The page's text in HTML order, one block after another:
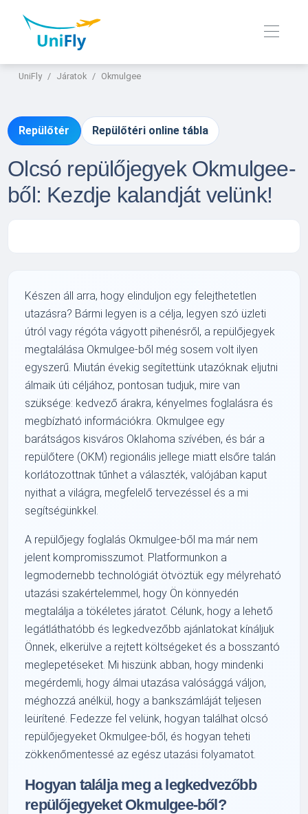
UniFly Járatok Okmulgee
Repülőtér Repülőtéri online tábla
Olcsó repülőjegyek Okmulgee-
ből: Kezdje kalandját velünk!
Készen áll arra, hogy elinduljon egy felejthetetlen
utazásra? Bármi legyen is a célja, legyen szó üzleti
útról vagy régóta vágyott pihenésről, a repülőjegyek
megtalálása Okmulgee-ből még sosem volt ilyen
egyszerű. Miután évekig segítettünk utazóknak eljutni
álmaik úti céljához, pontosan tudjuk, mire van
szüksége: kedvező árakra, kényelmes foglalásra és
megbízható információkra. Okmulgee egy
barátságos kisváros Oklahoma szívében, és bár a
repülőtere (OKM) regionális jellege miatt elsőre talán
korlátozottnak tűnhet a választék, valójában kaput
nyithat a világra, megfelelő tervezéssel és a mi
segítségünkkel.
A repülőjegy foglalás Okmulgee-ből ma már nem
jelent kompromisszumot. Platformunkon a
legmodernebb technológiát ötvöztük egy mélyreható
utazási szakértelemmel, hogy Ön könnyedén
megtalálja a tökéletes járatot. Célunk, hogy a lehető
legátláthatóbb és legkedvezőbb ajánlatokat kínáljuk
Önnek, elkerülve a rejtett költségeket és a bosszantó
meglepetéseket. Mi hiszünk abban, hogy mindenki
megérdemli, hogy álmai utazása valósággá váljon,
méghozzá anélkül, hogy a bankszámláját teljesen
leürítené. Fedezze fel velünk, hogyan találhat olcsó
repülőjegyeket Okmulgee-ből, és hogyan teheti
zökkenőmentessé az egész utazási folyamatot.
Hogyan találja meg a legkedvezőbb
repülőjegyeket Okmulgee-ből?